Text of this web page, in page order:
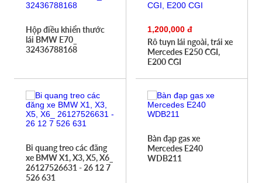
Hộp điều khiển thước
lái BMW E70_
32436788168
1,200,000 đ
Rô tuyn lái ngoài, trái xe
Mercedes E250 CGI,
E200 CGI
Bi quang treo các đăng
xe BMW X1, X3, X5, X6_
26127526631 - 26 12 7
526 631
Bàn đạp gas xe
Mercedes E240
WDB211